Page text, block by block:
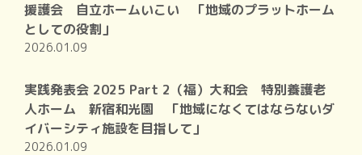
援護会 自立ホームいこい 「地域のプラットホーム
としての役割」
2026.01.09
実践発表会 2025 Part 2（福）大和会 特別養護老
人ホーム 新宿和光園 「地域になくてはならないダ
イバーシティ施設を目指して」
2026.01.09